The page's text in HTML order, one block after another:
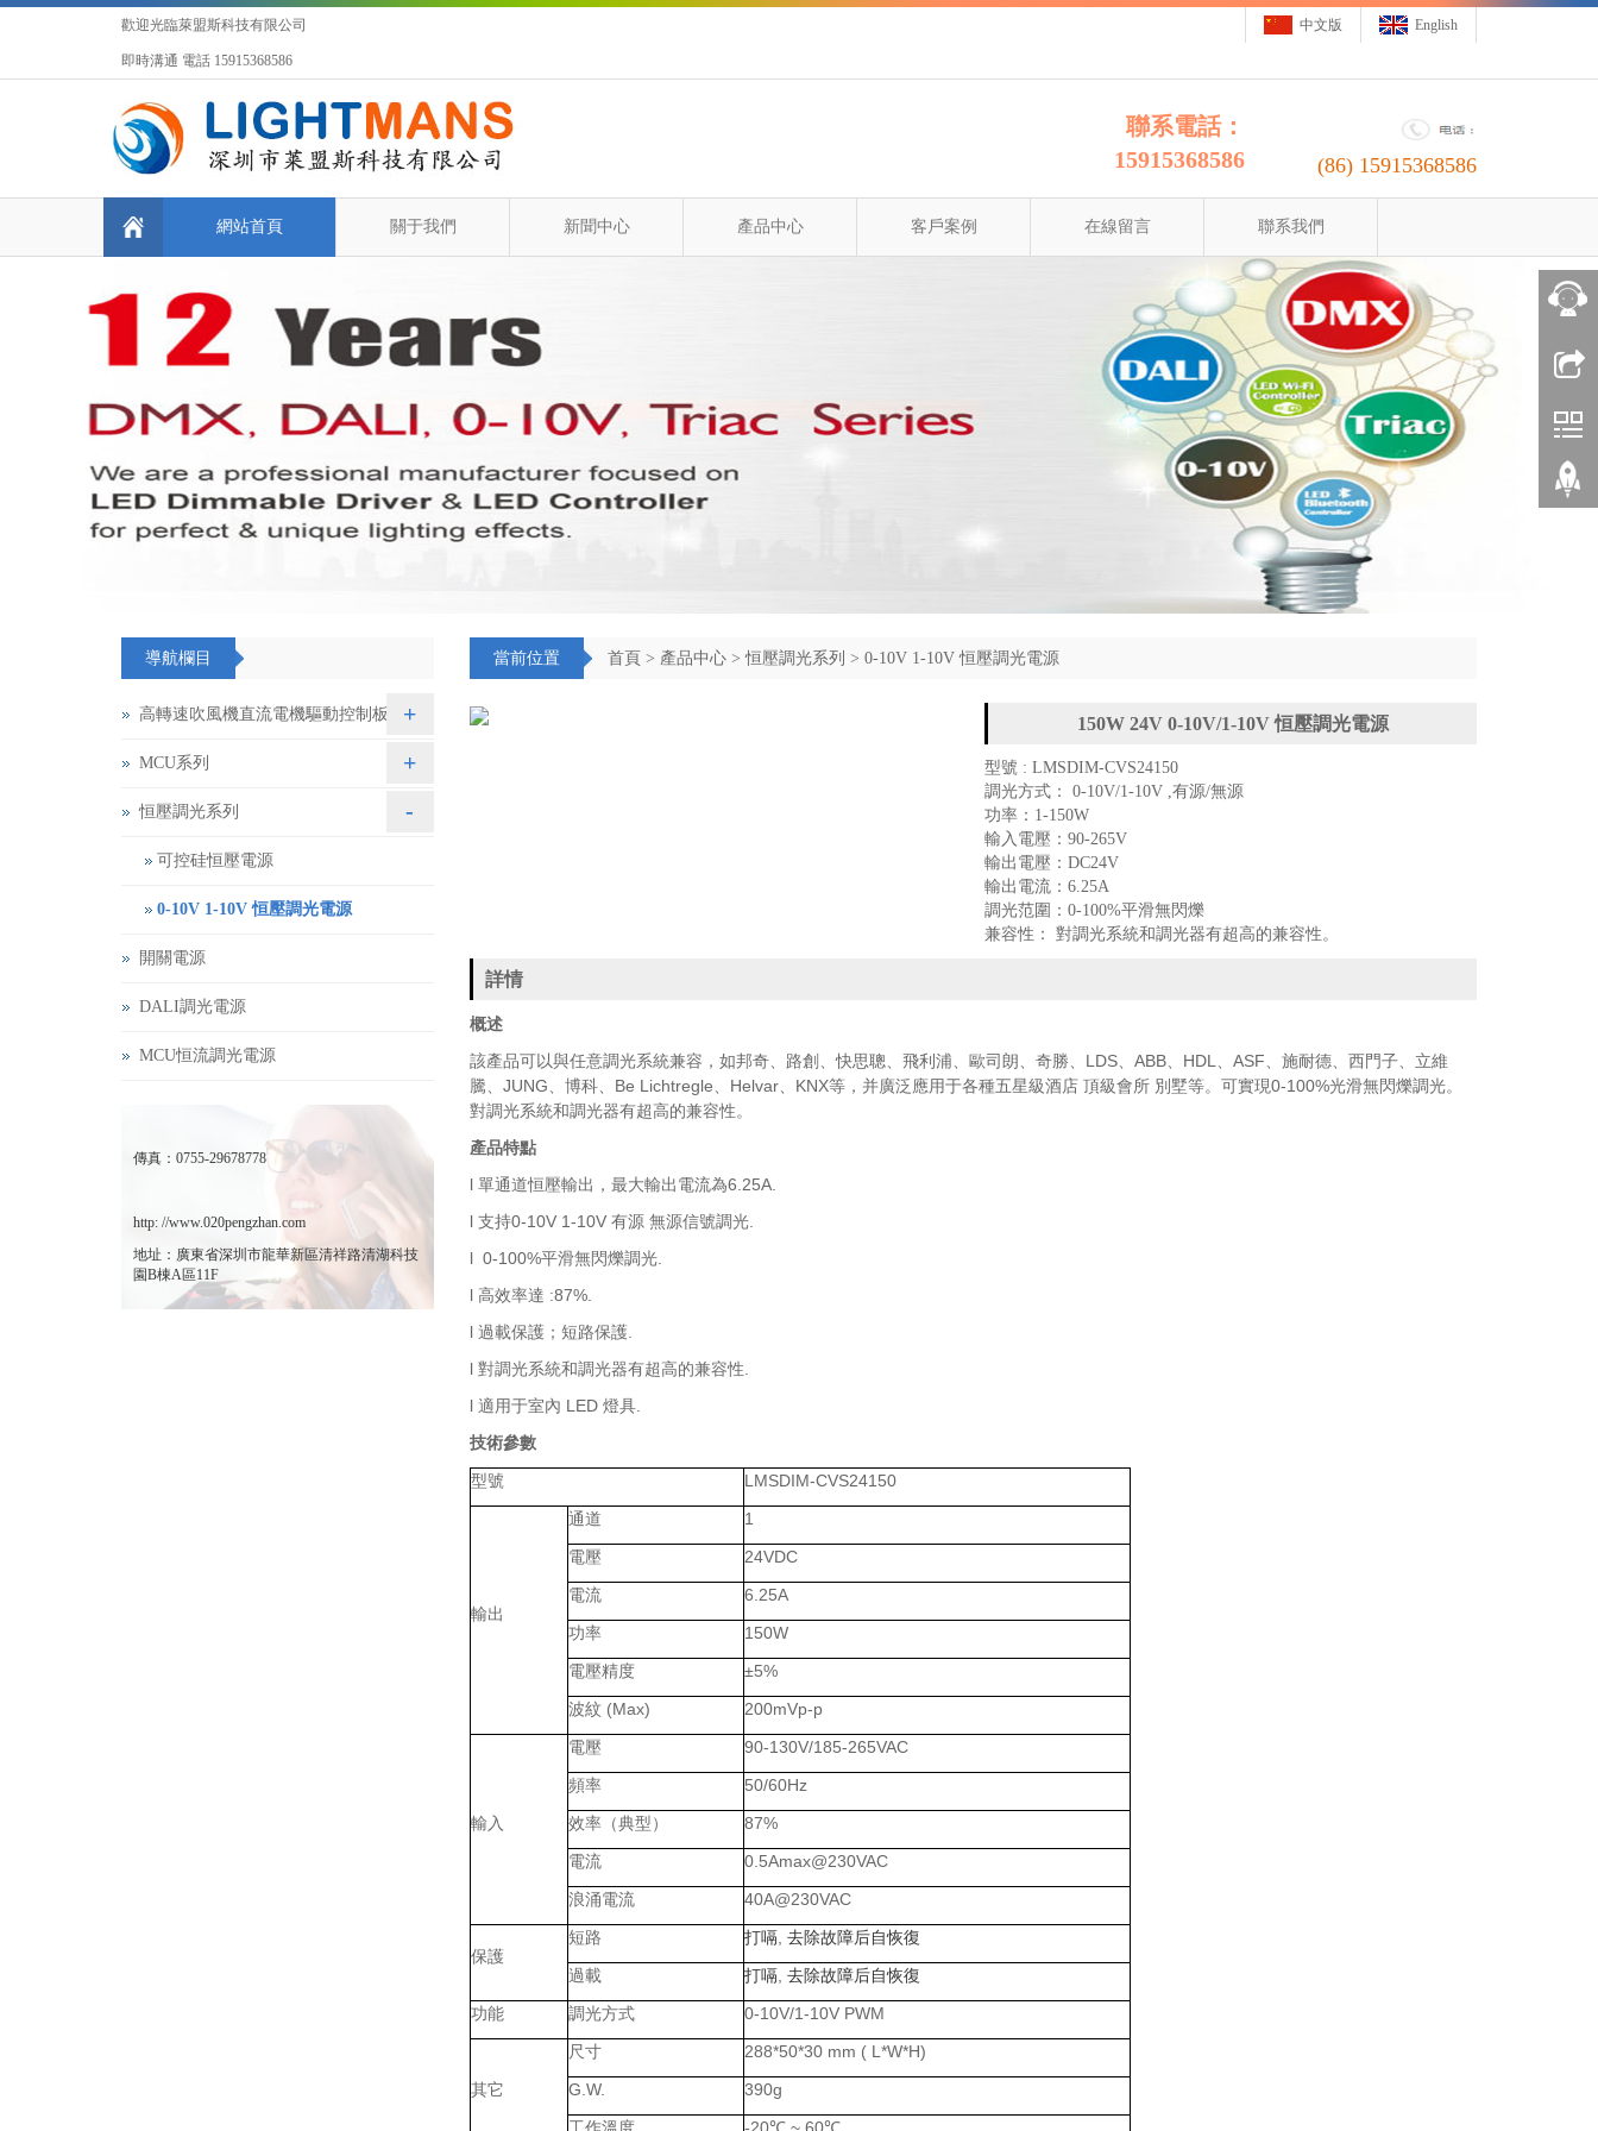
歡迎光臨萊盟斯科技有限公司
即時溝通 電話 15915368586
English
中文版
聯系電話：
15915368586
(86) 15915368586
網站首頁 關于我們 新聞中心 產品中心 客戶案例 在線留言 聯系我們
當前位置 首頁 > 產品中心>恒壓調光系列 > 0-10V 1-10V 恒壓調光電源
150W 24V 0-10V/1-10V 恒壓調光電源
型號 : LMSDIM-CVS24150
調光方式： 0-10V/1-10V ,有源/無源
功率：1-150W
輸入電壓：90-265V
輸出電壓：DC24V
輸出電流：6.25A
調光范圍：0-100%平滑無閃爍
兼容性： 對調光系統和調光器有超高的兼容性。
詳情
概述
該產品可以與任意調光系統兼容，如邦奇、路創、快思聰、飛利浦、歐司朗、奇勝、LDS、ABB、HDL、ASF、施耐德、西門子、立維
騰、JUNG、博科、Be Lichtregle、Helvar、KNX等，并廣泛應用于各種五星級酒店 頂級會所 別墅等。可實現0-100%光滑無閃爍調光。
對調光系統和調光器有超高的兼容性。
產品特點
l 單通道恒壓輸出，最大輸出電流為6.25A.
l 支持0-10V 1-10V 有源 無源信號調光.
l 0-100%平滑無閃爍調光.
l 高效率達 :87%.
l 過載保護；短路保護.
l 對調光系統和調光器有超高的兼容性.
l 適用于室內 LED 燈具.
技術參數
型號
LMSDIM-CVS24150
輸出
通道
1
電壓
24VDC
電流
6.25A
功率
150W
電壓精度
±5%
波紋(Max) 200mVp-p
輸入
電壓
90-130V/185-265VAC
頻率
50/60Hz
效率（典型）
87%
電流
0.5Amax@230VAC
浪涌電流
40A@230VAC
保護
短路 打嗝, 去除故障后自恢復
過載
打嗝, 去除故障后自恢復
功能
調光方式 0-10V/1-10V PWM
其它
尺寸
288*50*30 mm ( L*W*H)
G.W.
390g
導航欄目
高轉速吹風機直流電機驅動控制板 +
MCU系列 +
恒壓調光系列 -
可控硅恒壓電源
0-10V 1-10V 恒壓調光電源
開關電源
DALI調光電源
MCU恒流調光電源
傳真：0755-29678778
http: //www.020pengzhan.com
地址：廣東省深圳市龍華新區清祥路清湖科技
園B棟A區11F